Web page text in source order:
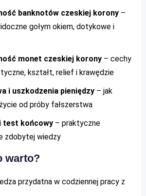
banknotów czeskiej korony –
gołym okiem, dotykowe i
monet czeskiej korony – cechy
kształt, relief i krawędzie
i uszkodzenia pieniędzy – jak
od próby fałszerstwa
test końcowy – praktyczne
zdobytej wiedzy
warto?
przydatna w codziennej pracy z